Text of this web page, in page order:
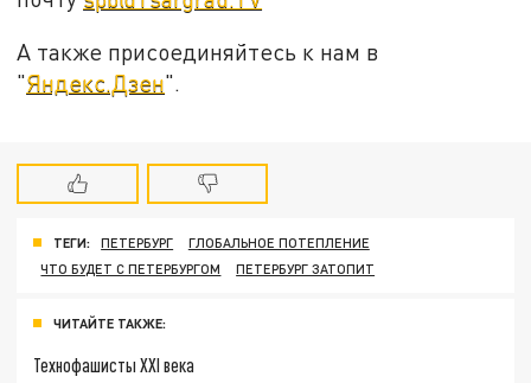
А также присоединяйтесь к нам в
"Яндекс.Дзен".
ТЕГИ: ПЕТЕРБУРГ
ГЛОБАЛЬНОЕ ПОТЕПЛЕНИЕ
ЧТО БУДЕТ С ПЕТЕРБУРГОМ
ПЕТЕРБУРГ ЗАТОПИТ
ЧИТАЙТЕ ТАКЖЕ:
Технофашисты XXI века